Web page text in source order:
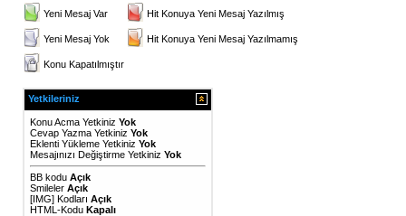
Yeni Mesaj Var Hit Konuya Yeni Mesaj Yazılmış
Yeni Mesaj Yok Hit Konuya Yeni Mesaj Yazılmamış
Konu Kapatılmıştır
Yetkileriniz
Konu Acma Yetkiniz Yok
Cevap Yazma Yetkiniz Yok
Eklenti Yükleme Yetkiniz Yok
Mesajınızı Değiştirme Yetkiniz Yok
BB kodu Açık
Smileler Açık
[IMG] Kodları Açık
HTML-Kodu Kapalı